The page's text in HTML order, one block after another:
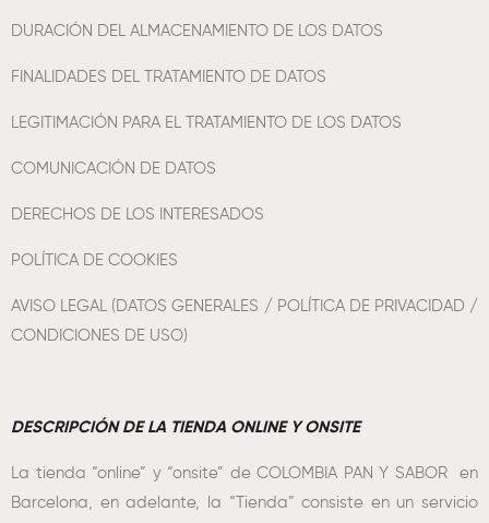
DURACIÓN DEL ALMACENAMIENTO DE LOS DATOS
FINALIDADES DEL TRATAMIENTO DE DATOS
LEGITIMACIÓN PARA EL TRATAMIENTO DE LOS DATOS
COMUNICACIÓN DE DATOS
DERECHOS DE LOS INTERESADOS
POLÍTICA DE COOKIES
AVISO LEGAL (DATOS GENERALES / POLÍTICA DE PRIVACIDAD /
CONDICIONES DE USO)
DESCRIPCIÓN DE LA TIENDA ONLINE Y ONSITE
La tienda “online” y “onsite” de COLOMBIA PAN Y SABOR en
Barcelona, en adelante, la “Tienda” consiste en un servicio